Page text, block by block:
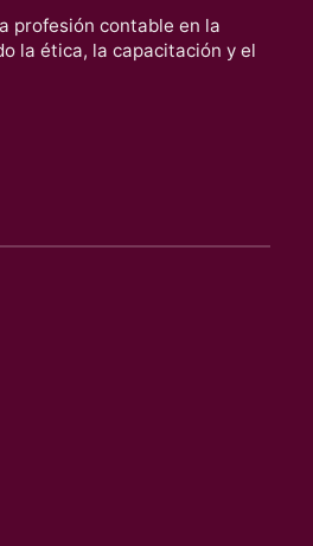
profesión contable en la
la ética, la capacitación y el